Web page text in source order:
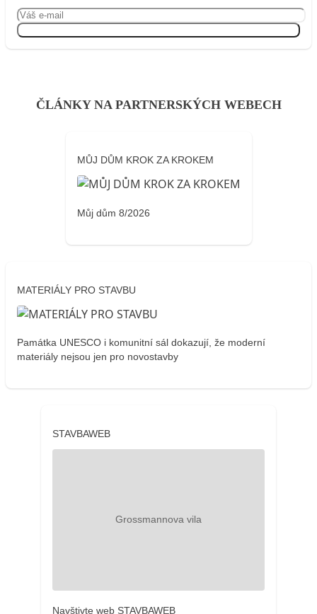
ČLÁNKY NA PARTNERSKÝCH WEBECH
MŮJ DŮM KROK ZA KROKEM
Můj dům 8/2026
MATERIÁLY PRO STAVBU
Památka UNESCO i komunitní sál dokazují, že moderní
materiály nejsou jen pro novostavby
STAVBAWEB
Navštivte web STAVBAWEB